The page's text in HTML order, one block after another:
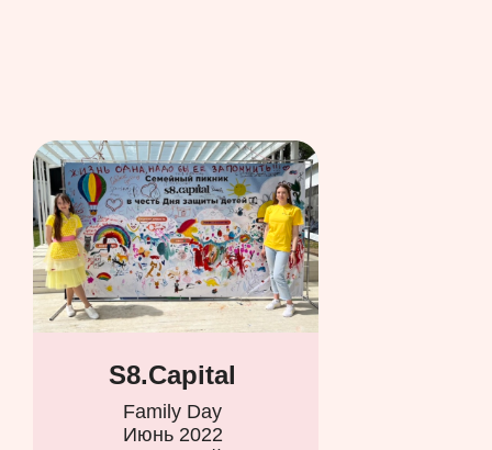
S8.Capital
Family Day
Июнь 2022